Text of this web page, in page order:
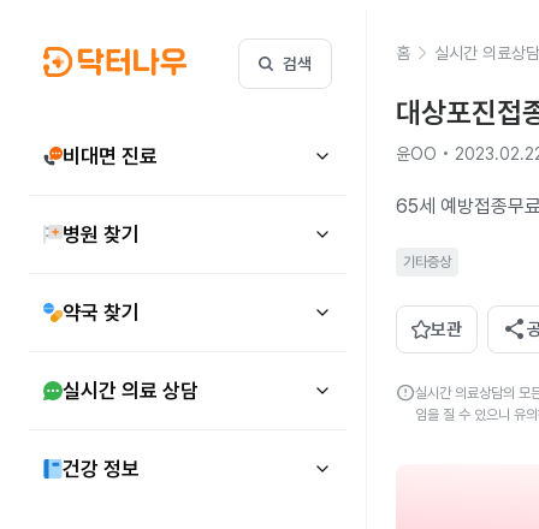
검색
비대면 진료
병원 찾기
약국 찾기
실시간 의료 상담
건강 정보
홈 실시간 의료상담
대상포진접
윤OO •
65세 예방접종무
기타증상
보관 share
error실시간 의료상담의 모
임을 질 수 있으니 유